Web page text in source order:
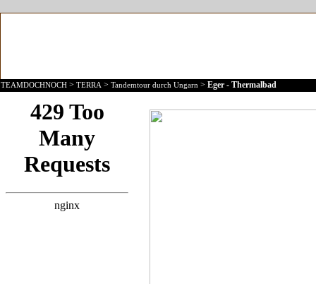
TEAMDOCHNOCH > TERRA > Tandemtour durch Ungarn > Eger - Thermalbad